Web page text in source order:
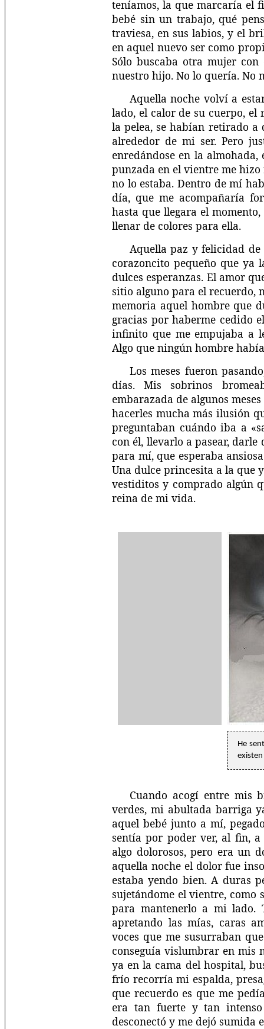
teníamos, la que marcaría el
bebé sin un trabajo, qué
traviesa, en sus labios, y el
en aquel nuevo ser como
Sólo buscaba otra mujer
nuestro hijo. No lo quería. No
Aquella noche volví a
lado, el calor de su cuerpo, el
la pelea, se habían retirado a
alrededor de mi ser. Pero
enredándose en la
punzada en el vientre me
no lo estaba. Dentro de mí
día, que me acompañaría
hasta que llegara el
llenar de colores para ella.
Aquella paz y felicidad
corazoncito pequeño que
dulces esperanzas. El amor
sitio alguno para el recuerdo,
memoria aquel hombre que
gracias por haberme cedido
infinito que me empujaba a
Algo que ningún hombre
Los meses fueron
días. Mis sobrinos
embarazada de algunos
hacerles mucha más ilusión
preguntaban cuándo iba a
con él, llevarlo a pasear, darle
para mí, que esperaba
Una dulce princesita a la que
vestiditos y comprado algún
reina de mi vida.
He
Cuando acogí entre mis
verdes, mi abultada barriga
aquel bebé junto a mí,
sentía por poder ver, al fin,
algo dolorosos, pero era un
aquella noche el dolor fue
estaba yendo bien. A duras
sujetándome el vientre, como
para mantenerlo a mi lado.
apretando las mías, caras
voces que me susurraban
conseguía vislumbrar en mis
ya en la cama del hospital,
frío recorría mi espalda,
que recuerdo es que me
era tan fuerte y tan
desconectó y me dejó sumida